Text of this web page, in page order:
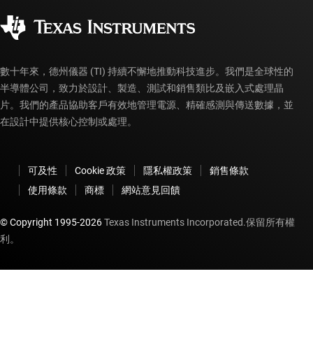
myTI 帳戶常見問題解答
數十年來，德州儀器 (TI) 持續不懈地推動科技進步。我們是全球性的
半導體公司，致力於設計、製造、測試和銷售類比及嵌入式處理晶
片。我們的產品協助客戶有效地管理電源、精確感測與傳送數據，並
在設計中提供核心控制或處理。
可及性 Cookie 政策 隱私權政策
銷售條款
使用條款
商標 網站意見回饋
© Copyright 1995-2026Texas Instruments Incorporated.保留所有權
利。